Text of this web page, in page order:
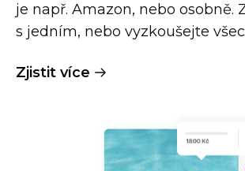
je např. Amazon, nebo osobně.
s jedním, nebo vyzkoušejte
Zjistit více